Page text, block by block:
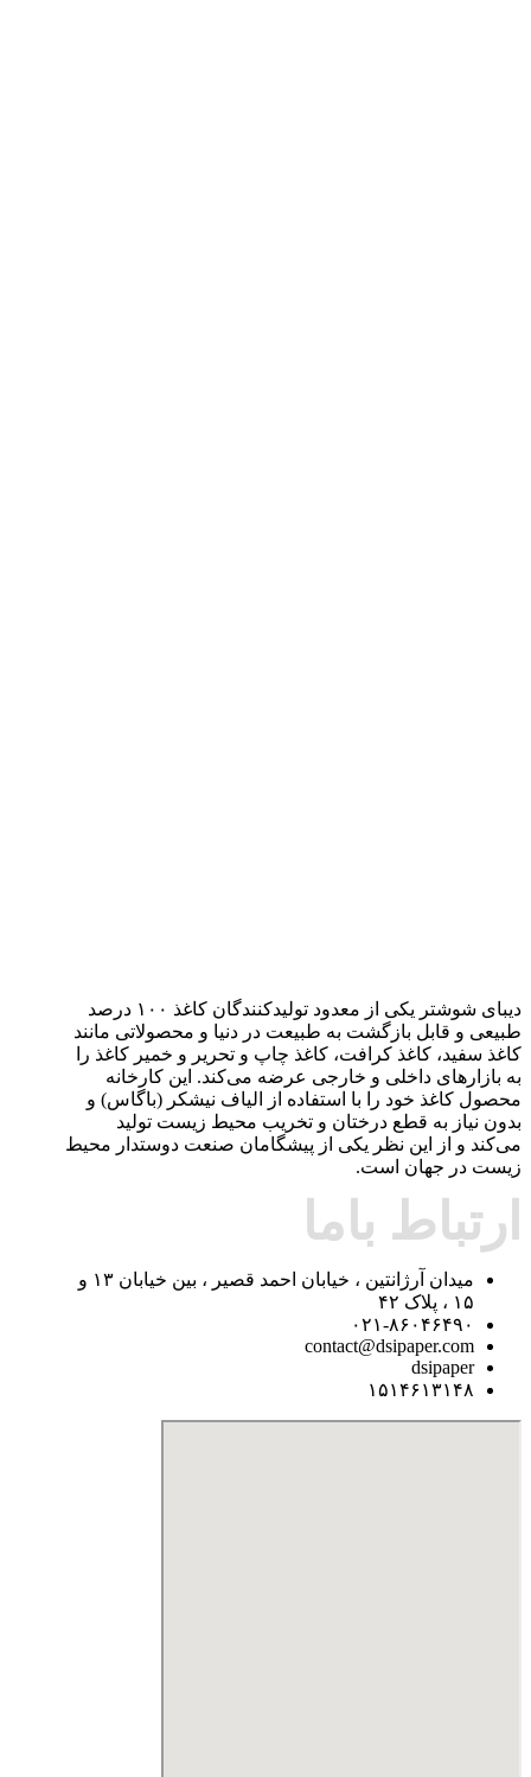
دیبای شوشتر یکی از معدود تولیدکنندگان کاغذ ۱۰۰ درصد
طبیعی و قابل بازگشت به طبیعت در دنیا و محصولاتی مانند
کاغذ سفید، کاغذ کرافت، کاغذ چاپ و تحریر و خمیر کاغذ را
به بازارهای داخلی و خارجی عرضه می‌کند. این کارخانه
محصول کاغذ خود را با استفاده از الیاف نیشکر (باگاس) و
بدون نیاز به قطع درختان و تخریب محیط زیست تولید
می‌کند و از این نظر یکی از پیشگامان صنعت دوستدار محیط
زیست در جهان است.
ارتباط باما
میدان آرژانتین ، خیابان احمد قصیر ، بین خیابان ۱۳ و
۱۵ ، پلاک ۴۲
۰۲۱-۸۶۰۴۶۴۹۰
contact@dsipaper.com
dsipaper
۱۵۱۴۶۱۳۱۴۸